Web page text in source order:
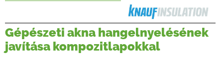
ONLINE KÉPZÉSEK
TERVEZÉSI SEGÉDLETEK
Gépészeti akna hangelnyelésének
javítása kompozitlapokkal